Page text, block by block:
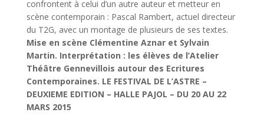
confrontent à celui d’un autre auteur et metteur en
scène contemporain : Pascal Rambert, actuel directeur
du T2G, avec un montage de plusieurs de ses textes.
Mise en scène Clémentine Aznar et Sylvain
Martin. Interprétation : les élèves de l’Atelier
Théâtre Gennevillois autour des Ecritures
Contemporaines. LE FESTIVAL DE L’ASTRE –
DEUXIEME EDITION – HALLE PAJOL – DU 20 AU 22
MARS 2015